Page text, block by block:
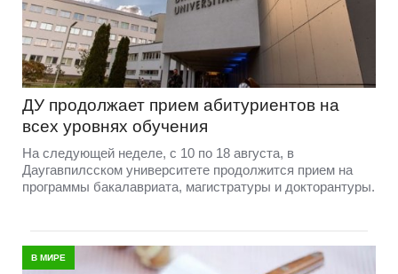
ДУ продолжает прием абитуриентов на
всех уровнях обучения
На следующей неделе, с 10 по 18 августа, в
Даугавпилсском университете продолжится прием на
программы бакалавриата, магистратуры и докторантуры.
В МИРЕ